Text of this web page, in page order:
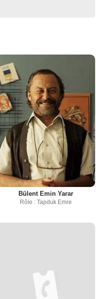
Bülent Emin Yarar
Rôle : Tapduk Emre